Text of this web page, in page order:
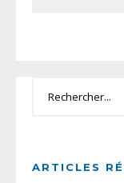
ARTICLES